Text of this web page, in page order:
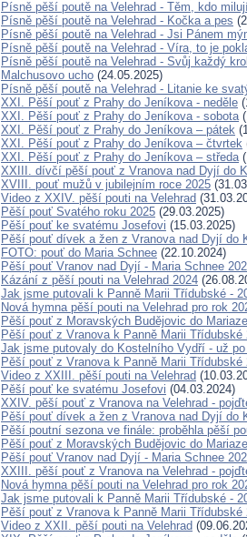
Písně pěší poutě na Velehrad - Těm, kdo
Písně pěší poutě na Velehrad - Kočka a pes
Písně pěší poutě na Velehrad - Jsi Pánem
Písně pěší poutě na Velehrad - Víra, to je
Písně pěší poutě na Velehrad - Svůj každý
Malchusovo ucho (24.05.2025)
Písně pěší poutě na Velehrad - Litanie ke
XXI. Pěší pouť z Prahy do Jeníkova - neděle
XXI. Pěší pouť z Prahy do Jeníkova - sobota
XXI. Pěší pouť z Prahy do Jeníkova – pátek
XXI. Pěší pouť z Prahy do Jeníkova –⁠⁠⁠⁠⁠⁠ čtvrtek
XXI. Pěší pouť z Prahy do Jeníkova – středa
XXIII. dívčí pěší pouť z Vranova nad Dyjí do
XVIII. pouť mužů v jubilejním roce 2025
Video z XXIV. pěší pouti na Velehrad
Pěší pouť Svatého roku 2025 (29.03.2025)
Pěší pouť ke svatému Josefovi (15.03.2025)
Pěší pouť dívek a žen z Vranova nad Dyjí do
FOTO: pouť do Maria Schnee (22.10.2024)
Pěší pouť Vranov nad Dyjí - Maria Schnee
Kázání z pěší pouti na Velehrad 2024
Jak jsme putovali k Panně Marii Třídubské -
Nová hymna pěší pouti na Velehrad pro rok
Pěší pouť z Moravských Budějovic do
Pěší pouť z Vranova k Panně Marii Třídubské
Jak jsme putovaly do Kostelního Vydří - už po
Pěší pouť z Vranova k Panně Marii Třídubské
Video z XXIII. pěší pouti na Velehrad
Pěší pouť ke svatému Josefovi (04.03.2024)
XXIV. pěší pouť z Vranova na Velehrad -
Pěší pouť dívek a žen z Vranova nad Dyjí do
Pěší poutní sezona ve finále: proběhla pěší
Pěší pouť z Moravských Budějovic do Mariazell
Pěší pouť Vranov nad Dyjí - Maria Schnee
XXIII. pěší pouť z Vranova na Velehrad -
Nová hymna pěší pouti na Velehrad pro rok
Jak jsme putovali k Panně Marii Třídubské -
Pěší pouť z Vranova k Panně Marii Třídubské
Video z XXII. pěší pouti na Velehrad